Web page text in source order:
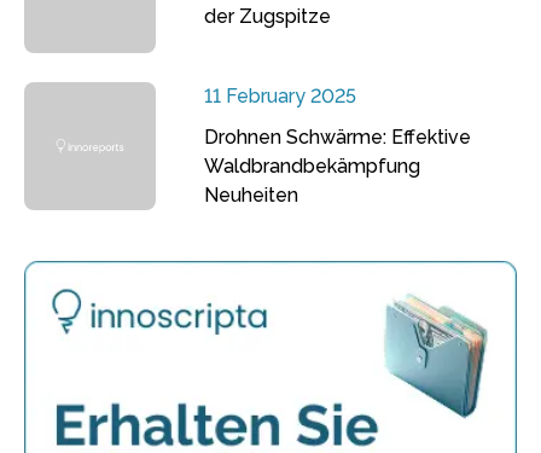
der Zugspitze
11 February 2025
Drohnen Schwärme: Effektive
Waldbrandbekämpfung
Neuheiten